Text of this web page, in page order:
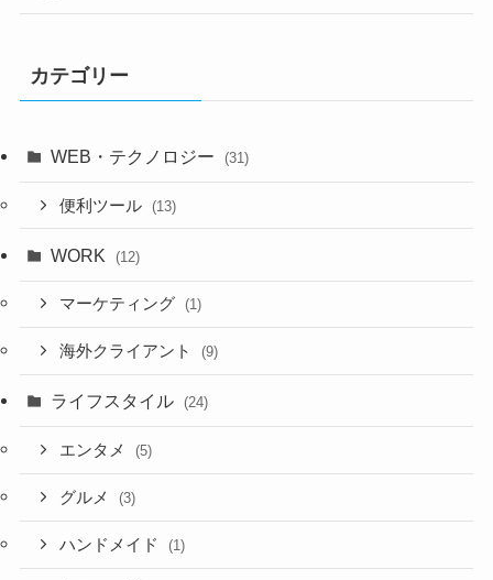
カテゴリー
WEB・テクノロジー (31)
便利ツール (13)
WORK (12)
マーケティング (1)
海外クライアント (9)
ライフスタイル (24)
エンタメ (5)
グルメ (3)
ハンドメイド (1)